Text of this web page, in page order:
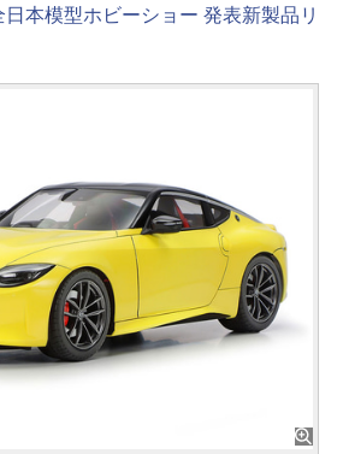
本模型ホビーショー 発表新製品リ